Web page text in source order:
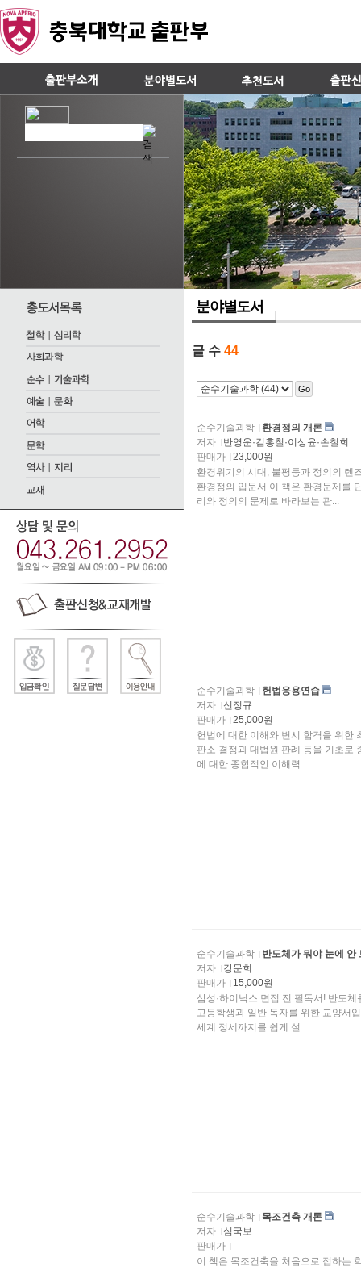
분야별도서
글 수 44
Go
순수기술과학
환경정의 개론
저자
반영운·김홍철·이상윤·손철희
판매가
23,000원
환경위기의 시대, 불평등과 정의의 렌
환경정의 입문서 이 책은 환경문제를
리와 정의의 문제로 바라보는 관...
순수기술과학
헌법응용연습
저자
신정규
판매가
25,000원
헌법에 대한 이해와 변시 합격을 위한
판소 결정과 대법원 판례 등을 기초로
에 대한 종합적인 이해력...
순수기술과학
반도체가 뭐야 눈에 안
저자
강문희
판매가
15,000원
삼성·하이닉스 면접 전 필독서! 반도
고등학생과 일반 독자를 위한 교양서
세계 정세까지를 쉽게 설...
순수기술과학
목조건축 개론
저자
심국보
판매가
이 책은 목조건축을 처음으로 접하는